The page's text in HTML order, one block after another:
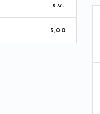
s.v.
5,00